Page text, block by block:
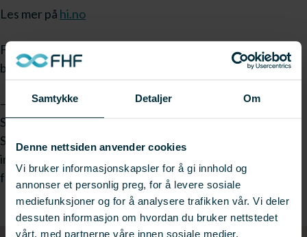
Samtykke Detaljer Om
Denne nettsiden anvender cookies
Vi bruker informasjonskapsler for å gi innhold og
annonser et personlig preg, for å levere sosiale
mediefunksjoner og for å analysere trafikken vår. Vi deler
dessuten informasjon om hvordan du bruker nettstedet
vårt, med partnerne våre innen sosiale medier,
Les mer på hi.no
FHFs fagsjef for fiskeri, Rita Naustvik, understreker
behovet for mer kunnskap og praktiske løsninger.
– Rapporten bekrefter det næringen lenge har erfart:
Seismikk skaper utfordringer, særlig i pelagiske fiskerier.
Skal vi få til bedre sameksistens, må vi få bedre
informasjon, mer forskning og erstatningsordninger som
faktisk fungerer i praksis, sier Naustvik.